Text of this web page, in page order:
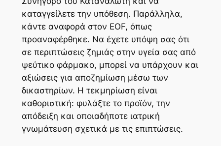
καταγγείλετε την υπόθεση. Παράλληλα,
κάντε αναφορά στον EOF, όπως
προαναφέρθηκε. Να έχετε υπόψη σας ότι
σε περιπτώσεις ζημιάς στην υγεία σας από
ψεύτικο φάρμακο, μπορεί να υπάρχουν και
αξιώσεις για αποζημίωση μέσω των
δικαστηρίων. Η τεκμηρίωση είναι
καθοριστική: φυλάξτε το προϊόν, την
απόδειξη και οποιαδήποτε ιατρική
γνωμάτευση σχετικά με τις επιπτώσεις.